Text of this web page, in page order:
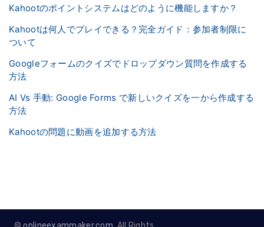
Kahootのポイントシステムはどのように機能しますか？
Kahootは何人でプレイできる？完全ガイド：参加者制限に
ついて
Googleフォームのクイズでドロップダウン質問を作成する
方法
AI Vs 手動: Google Forms で新しいクイズを一から作成する
方法
Kahootの問題に動画を追加する方法